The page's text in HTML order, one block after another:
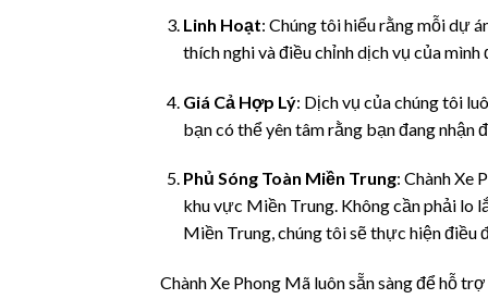
Linh Hoạt: Chúng tôi hiểu rằng mỗi dự
thích nghi và điều chỉnh dịch vụ của
Giá Cả Hợp Lý: Dịch vụ của chúng tôi
bạn có thể yên tâm rằng bạn đang
Phủ Sóng Toàn Miền Trung: Chành Xe
khu vực Miền Trung. Không cần phải lo
Miền Trung, chúng tôi sẽ thực hiện điều
Chành Xe Phong Mã luôn sẵn sàng để hỗ